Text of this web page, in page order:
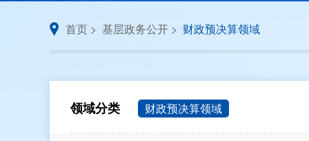
首页 > 基层政务公开 > 财政预决算领域
领域分类 财政预决算领域